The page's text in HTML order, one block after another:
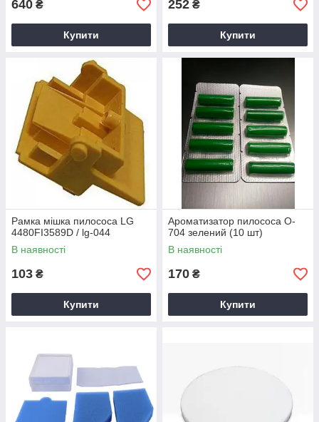
640 ₴
Купити
252 ₴
Купити
Рамка мішка пилососа LG
4480FI3589D / lg-044
В наявності
103 ₴
Купити
Ароматизатор пилососа O-
704 зелений (10 шт)
В наявності
170 ₴
Купити